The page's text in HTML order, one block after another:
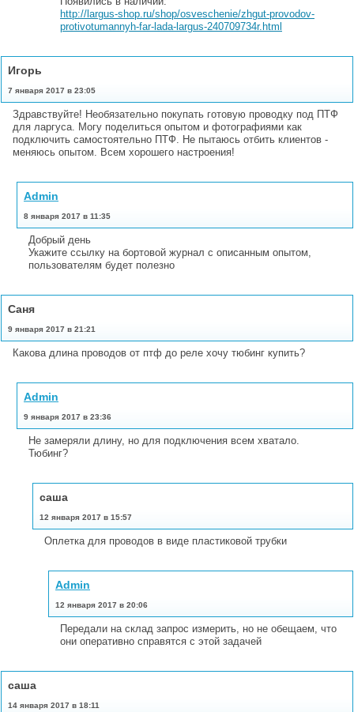
http://largus-shop.ru/shop/osveschenie/zhgut-provodov-
protivotumannyh-far-lada-largus-240709734r.html
Игорь
7 января 2017 в 23:05
Здравствуйте! Необязательно покупать готовую проводку под ПТФ
для ларгуса. Могу поделиться опытом и фотографиями как
подключить самостоятельно ПТФ. Не пытаюсь отбить клиентов -
меняюсь опытом. Всем хорошего настроения!
Admin
8 января 2017 в 11:35
Добрый день
Укажите ссылку на бортовой журнал с описанным опытом,
пользователям будет полезно
Саня
9 января 2017 в 21:21
Какова длина проводов от птф до реле хочу тюбинг купить?
Admin
9 января 2017 в 23:36
Не замеряли длину, но для подключения всем хватало.
Тюбинг?
саша
12 января 2017 в 15:57
Оплетка для проводов в виде пластиковой трубки
Admin
12 января 2017 в 20:06
Передали на склад запрос измерить, но не обещаем, что
они оперативно справятся с этой задачей
саша
14 января 2017 в 18:11